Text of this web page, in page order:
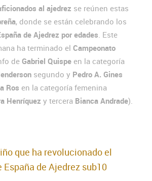
al ajedrez se reúnen estas
, donde se están celebrando los
de Ajedrez por edades . Este
ha terminado el Campeonato
de Gabriel Quispe en la categoría
segundo y Pedro A. Gines
Ros en la categoría femenina
Henríquez y tercera Bianca Andrade).
que ha revolucionado el
España de Ajedrez sub10